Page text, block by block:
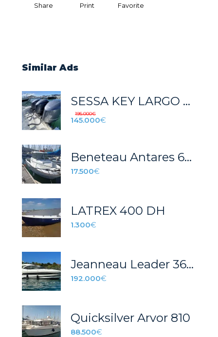
Share Print Favorite
Similar Ads
SESSA KEY LARGO 36 A LA VENTA
195.000€
145.000€
Beneteau Antares 620
17.500€
LATREX 400 DH
1.300€
Jeanneau Leader 36 – REF 047S
192.000€
Quicksilver Arvor 810
88.500€